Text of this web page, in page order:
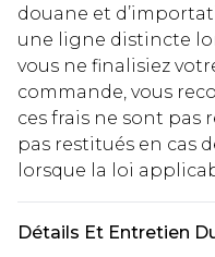
douane et
une ligne distincte
vous ne finalisiez
commande, vous
ces frais ne sont pas
pas restitués en cas
lorsque la loi
Détails Et Entretien